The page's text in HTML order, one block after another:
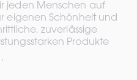
jeden Menschen auf
eigenen Schönheit und
zuverlässige
Produkte
.